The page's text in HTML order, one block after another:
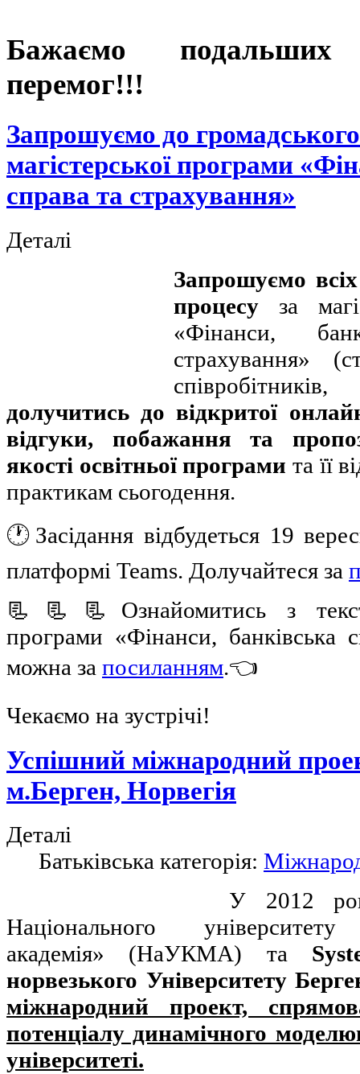
Бажаємо
перемог!!!
Запрошуємо до
магістерської програми
справа та страхування»
Деталі
Запрошуємо
процесуза
«Фінанси,
страхування»
долучитись до відкритої
відгуки, побажання та
якості освітньої програми та її
практикам сьогодення.
🕐Засідання відбудеться 19
платформі Teams. Долучайтеся за
📃📃📃Ознайомитись з
програми «Фінанси, банківська
можна за посиланням.👈
Чекаємо на зустрічі!
Успішний міжнародний
м.Берген, Норвегія
Деталі
Батьківська категорія:
У 2012
Національного
академія» (НаУКМА) та
норвезького Університету
міжнародний проект,
потенціалу динамічного
університеті.